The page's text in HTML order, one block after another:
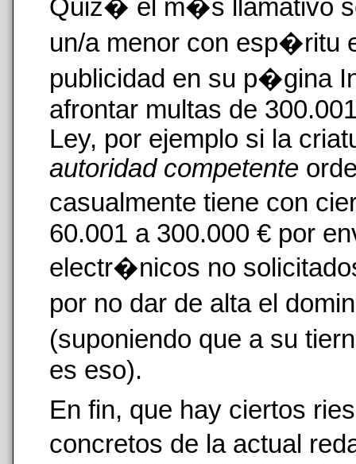
Quiz� el m�s llamativo
un/a menor con esp�ritu
publicidad en su p�gina
afrontar multas de
Ley, por ejemplo si la
autoridad competente
casualmente tiene con
60.001 a 300.000 € por
electr�nicos no
por no dar de alta el
(suponiendo que a su
es eso).
En fin, que hay ciertos
concretos de la actual